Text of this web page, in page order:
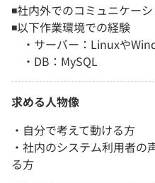
◾️社内外でのコミュニケー
◾️以下作業環境での経験
・サーバー：Linuxや
・DB：MySQL
求める人物像
・自分で考えて動ける方
・社内のシステム利用者
る方